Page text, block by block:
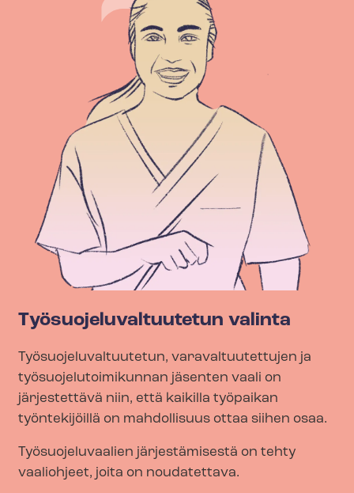
Työ­suo­je­lu­val­tuu­te­tun valinta
Työ­suo­je­lu­val­tuu­te­tun, va­ra­val­tuu­tet­tu­jen ja
työ­suo­je­lu­toi­mi­kun­nan jäsenten vaali on
järjestettävä niin, että kaikilla työpaikan
työntekijöillä on mahdollisuus ottaa siihen osaa.
Työsuojeluvaalien järjestämisestä on tehty
vaaliohjeet, joita on noudatettava.